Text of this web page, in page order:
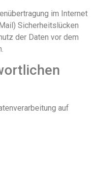
im Internet
Sicherheitslücken
der Daten vor dem
auf